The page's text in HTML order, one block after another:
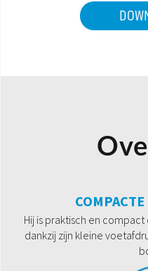
Hij is praktisch en
dankzij zijn kleine